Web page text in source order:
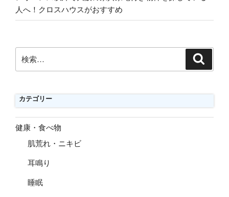
人へ！クロスハウスがおすすめ
索:
カテゴリー
健康・食べ物
肌荒れ・ニキビ
耳鳴り
睡眠